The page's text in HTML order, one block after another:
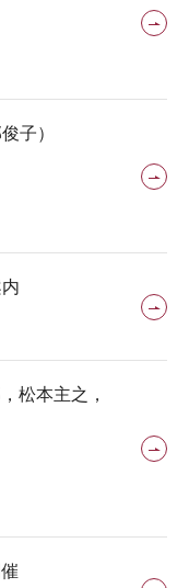
子）
松本主之，